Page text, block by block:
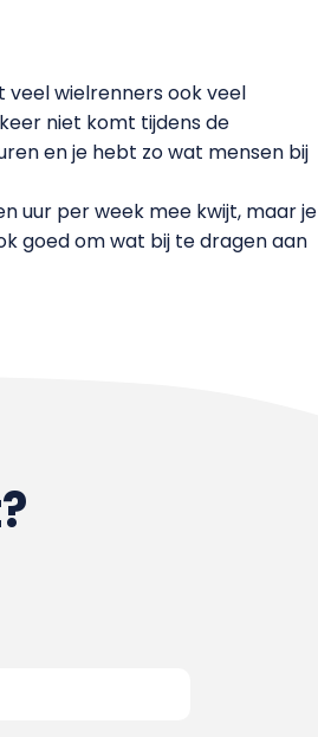
veel wielrenners ook veel
niet komt tijdens de
en je hebt zo wat mensen bij
uur per week mee kwijt, maar je
goed om wat bij te dragen aan